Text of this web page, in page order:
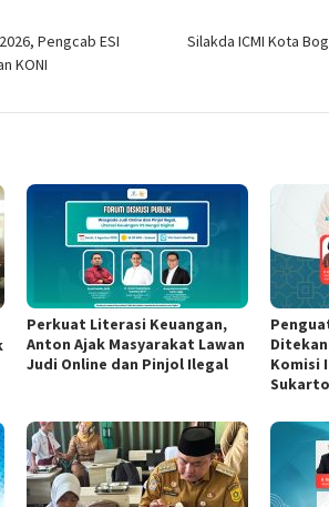
Pengcab ESI
KONI
Silakda ICMI Kota
Perkuat Literasi Keuangan,
Anton Ajak Masyarakat Lawan
Judi Online dan Pinjol Ilegal
Komisi